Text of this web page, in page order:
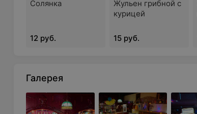
Солянка
12 руб.
Жульен грибной с
курицей
15 руб.
Галерея